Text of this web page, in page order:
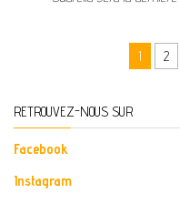
Pagination des
1 2
RETROUVEZ-NOUS SUR
Facebook
Instagram